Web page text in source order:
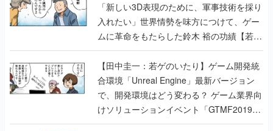
「新しい3D表現のために、軍事技術を採り
入れたい」世界情勢を味方につけて、ゲー
ムに革命をもたらした鈴木 裕の功績【若ゲ
のいたり】
【田中圭一：若ゲのいたり】ゲーム開発統
合環境「Unreal Engine」最新バージョン
で、開発環境はどう変わる？ ゲーム業界向
けソリューションイベント「GTMF2019」
に行って、より理解を深めよう【PR】